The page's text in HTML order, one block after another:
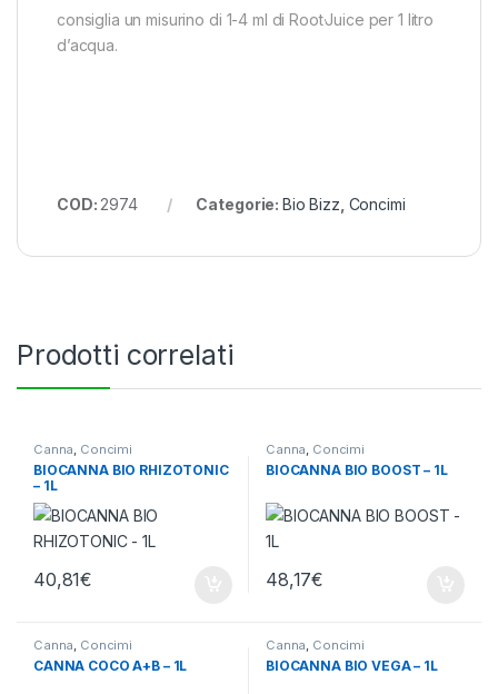
consiglia un misurino di 1-4 ml di Root·Juice per 1 litro
d’acqua.
COD: 2974 Categorie: Bio Bizz Concimi
Prodotti correlati
Canna, Concimi
BIOCANNA BIO RHIZOTONIC
– 1L
40,81€
Canna, Concimi
BIOCANNA BIO BOOST – 1L
48,17€
Canna Concimi
CANNA COCO A+B – 1L
Canna Concimi
BIOCANNA BIO VEGA – 1L